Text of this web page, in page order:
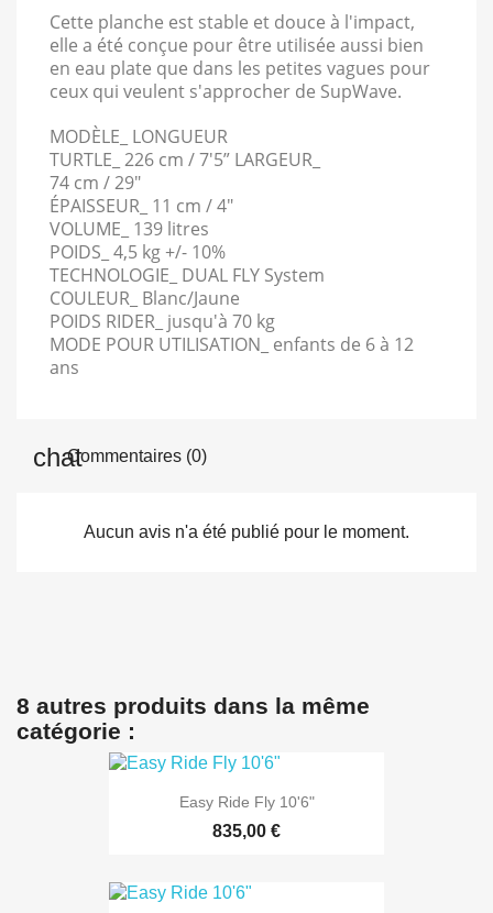
Cette planche est stable et douce à l'impact,
elle a été conçue pour être utilisée aussi bien
en eau plate que dans les petites vagues pour
ceux qui veulent s'approcher de SupWave.
MODÈLE_ LONGUEUR
TURTLE_ 226 cm / 7'5” LARGEUR_
74 cm / 29″
ÉPAISSEUR_ 11 cm / 4″
VOLUME_ 139 litres
POIDS_ 4,5 kg +/- 10%
TECHNOLOGIE_ DUAL FLY System
COULEUR_ Blanc/Jaune
POIDS RIDER_ jusqu'à 70 kg
MODE POUR UTILISATION_ enfants de 6 à 12
ans
Commentaires (0)
Aucun avis n'a été publié pour le moment.
8 autres produits dans la même
catégorie :
Easy Ride Fly 10'6"
835,00 €